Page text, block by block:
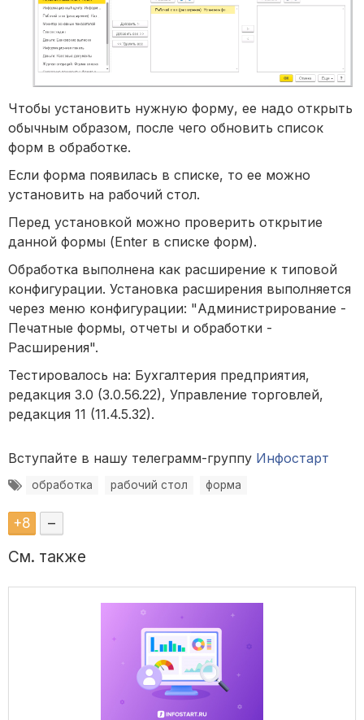
Чтобы установить нужную форму, ее надо открыть
обычным образом, после чего обновить список
форм в обработке.
Если форма появилась в списке, то ее можно
установить на рабочий стол.
Перед установкой можно проверить открытие
данной формы (Enter в списке форм).
Обработка выполнена как расширение к типовой
конфигурации. Установка расширения выполняется
через меню конфигурации: "Администрирование -
Печатные формы, отчеты и обработки -
Расширения".
Тестировалось на: Бухгалтерия предприятия,
редакция 3.0 (3.0.56.22), Управление торговлей,
редакция 11 (11.4.5.32).
Вступайте в нашу телеграмм-группу Инфостарт
обработка рабочий стол форма
+8 –
См. также